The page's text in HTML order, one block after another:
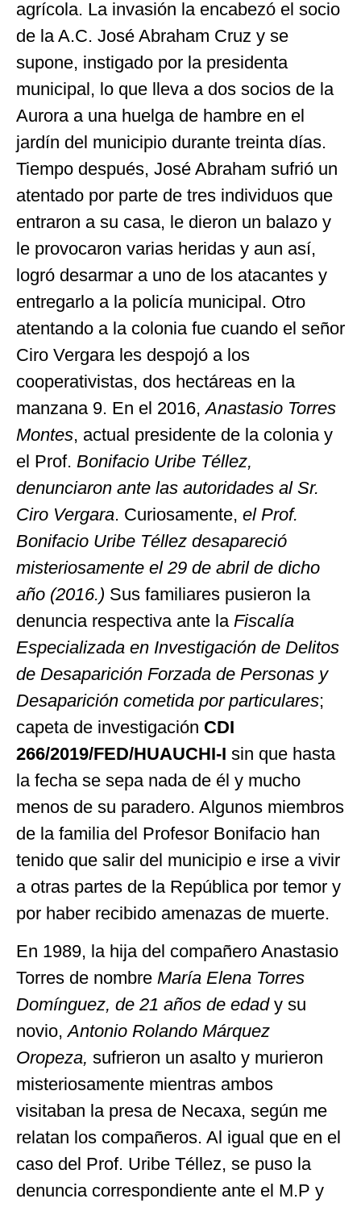
agrícola. La invasión la encabezó el socio
de la A.C. José Abraham Cruz y se
supone, instigado por la presidenta
municipal, lo que lleva a dos socios de la
Aurora a una huelga de hambre en el
jardín del municipio durante treinta días.
Tiempo después, José Abraham sufrió un
atentado por parte de tres individuos que
entraron a su casa, le dieron un balazo y
le provocaron varias heridas y aun así,
logró desarmar a uno de los atacantes y
entregarlo a la policía municipal. Otro
atentando a la colonia fue cuando el señor
Ciro Vergara les despojó a los
cooperativistas, dos hectáreas en la
manzana 9. En el 2016,Anastasio Torres
Montes, actual presidente de la colonia y
el Prof. Bonifacio Uribe Téllez,
denunciaron ante las autoridades al Sr.
Ciro Vergara. Curiosamente, el Prof.
Bonifacio Uribe Téllez desapareció
misteriosamente el 29 de abril de dicho
año (2016.) Sus familiares pusieron la
denuncia respectiva ante la Fiscalía
Especializada en Investigación de Delitos
de Desaparición Forzada de Personas y
Desaparición cometida por particulares;
capeta de investigación CDI
266/2019/FED/HUAUCHI-I sin que hasta
la fecha se sepa nada de él y mucho
menos de su paradero. Algunos miembros
de la familia del Profesor Bonifacio han
tenido que salir del municipio e irse a vivir
a otras partes de la República por temor y
por haber recibido amenazas de muerte.
En 1989, la hija del compañero Anastasio
Torres de nombre María Elena Torres
Domínguez, de 21 años de edady su
novio,Antonio Rolando Márquez
Oropeza, sufrieron un asalto y murieron
misteriosamente mientras ambos
visitaban la presa de Necaxa, según me
relatan los compañeros. Al igual que en el
caso del Prof. Uribe Téllez, se puso la
denuncia correspondiente ante el M.P y